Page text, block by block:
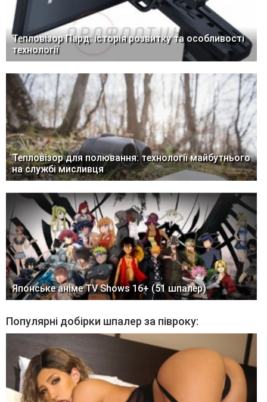
Тепловізор Пард: історія розвитку та особливості
технології
Тепловізор для полювання: технології майбутнього
на службі мисливця
Японське аніме TV Shows 16+ (51 шпалер)
Популярні добірки шпалер за півроку: